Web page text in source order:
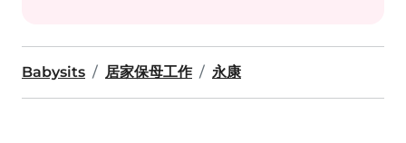
Babysits 居家保母工作 永康